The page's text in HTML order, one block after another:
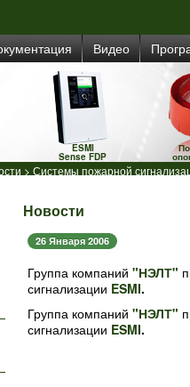
Видео
ESMI
Sense FDP
> Системы пожарной
Новости
26 Января 2006
Группа компаний "НЭЛТ"
сигнализации ESMI.
Группа компаний "НЭЛТ"
сигнализации ESMI.